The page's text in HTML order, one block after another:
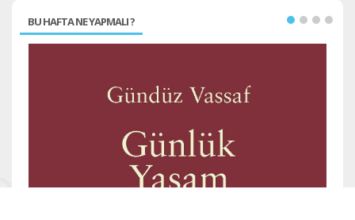
BU HAFTA NE YAPMALI ?